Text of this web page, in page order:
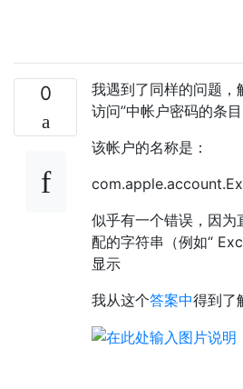
0
我遇到了同样的问题，
访问”中帐户密码的条目
该帐户的名称是：
似乎有一个错误，因为
配的字符串（例如“
显示
我从这个答案中得到了